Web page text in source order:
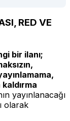
RED VE
bir ilanı;
yayınlanacağı
olarak